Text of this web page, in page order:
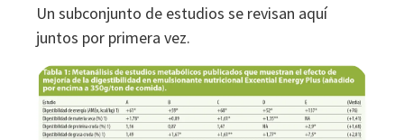
Un subconjunto de estudios se revisan aquí
juntos por primera vez.